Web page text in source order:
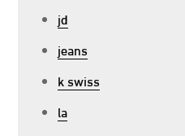
jd
jeans
k swiss
la